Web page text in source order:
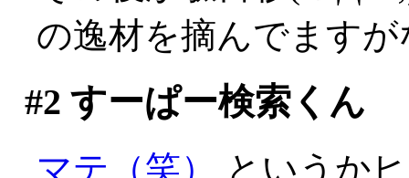
の逸材を摘んでます
#2 すーぱー検索くん
マテ（笑）
というか